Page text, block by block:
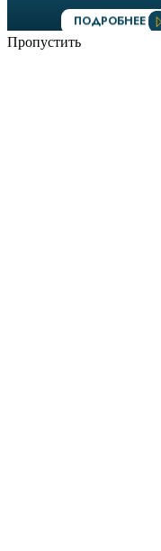
Пропустить